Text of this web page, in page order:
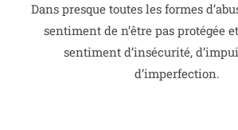
Dans presque toutes les formes
sentiment de n’être pas protégée
sentiment d’insécurité,
d’imperfection.